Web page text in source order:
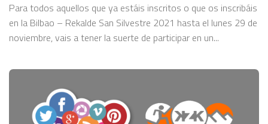
Para todos aquellos que ya estáis inscritos o que os inscribáis
en la Bilbao – Rekalde San Silvestre 2021 hasta el lunes 29 de
noviembre, vais a tener la suerte de participar en un...